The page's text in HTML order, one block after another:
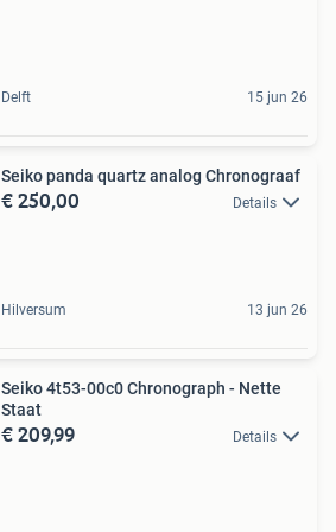
Delft 15 jun 26
Seiko panda quartz analog Chronograaf
€ 250,00 Details
Hilversum 13 jun 26
Seiko 4t53-00c0 Chronograph - Nette
Staat
€ 209,99 Details